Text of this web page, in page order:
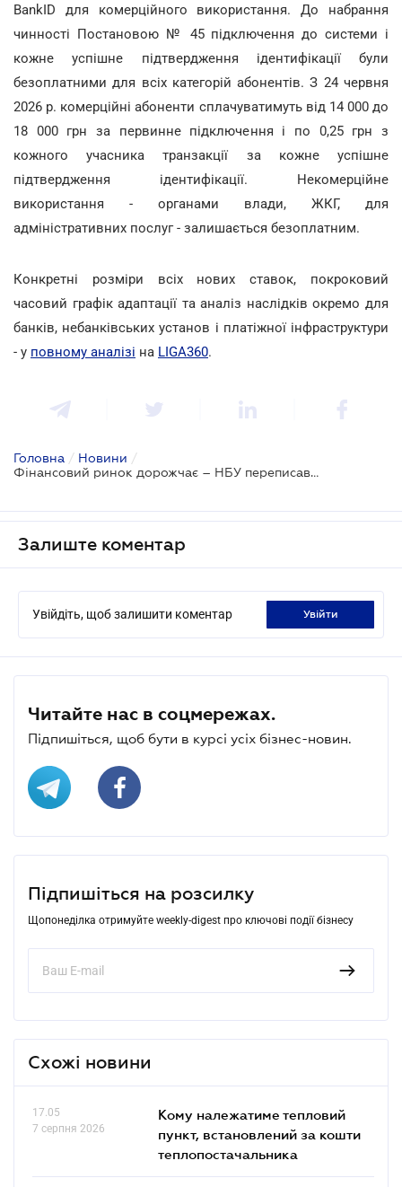
BankID для комерційного використання. До набрання
чинності Постановою № 45 підключення до системи і
кожне успішне підтвердження ідентифікації були
безоплатними для всіх категорій абонентів. З 24 червня
2026 р. комерційні абоненти сплачуватимуть від 14 000 до
18 000 грн за первинне підключення і по 0,25 грн з
кожного учасника транзакції за кожне успішне
підтвердження ідентифікації. Некомерційне
використання - органами влади, ЖКГ, для
адміністративних послуг - залишається безоплатним.
Конкретні розміри всіх нових ставок, покроковий
часовий графік адаптації та аналіз наслідків окремо для
банків, небанківських установ і платіжної інфраструктури
- у повному аналізі на LIGA360.
Головна / Новини /
Фінансовий ринок дорожчає – НБУ переписав тарифи у трьох сферах
Залиште коментар
Увійдіть, щоб залишити коментар увійти
Читайте нас в соцмережах.
Підпишіться, щоб бути в курсі усіх бізнес-новин.
Підпишіться на розсилку
Щопонеділка отримуйте weekly-digest про ключові події бізнесу
Схожі новини
17.05
7 серпня 2026
Кому належатиме тепловий
пункт, встановлений за кошти
теплопостачальника